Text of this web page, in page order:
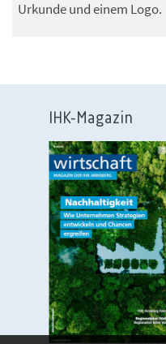
Urkunde und einem Logo.
IHK-Magazin